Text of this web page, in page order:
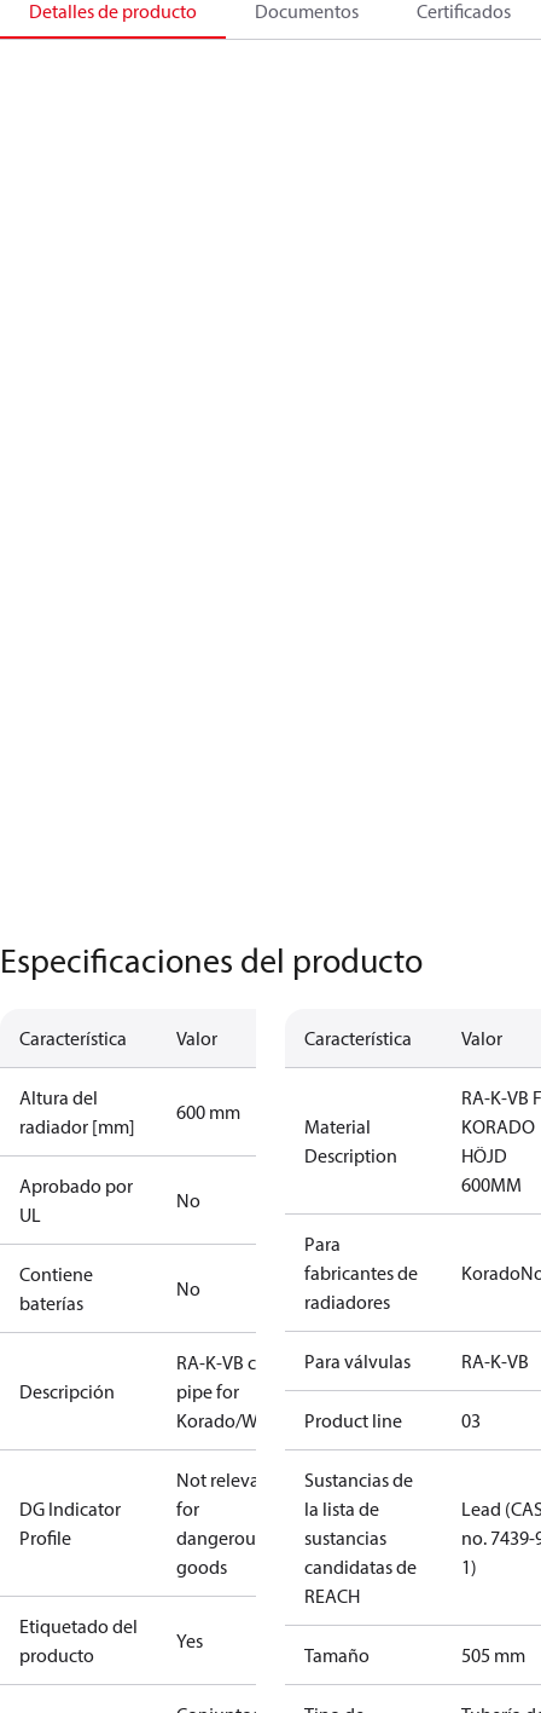
Detalles de producto Documentos Certificados
Especificaciones del producto
Característica Valor
Altura del
radiador [mm]
600 mm
Aprobado por
UL
No
Contiene
baterías
No
Descripción
RA-K-VB connection
pipe for
Korado/Watt/Nordic
DG Indicator
Profile
Not relevant
for
dangerous
goods
Etiquetado del
producto
Yes
Característica Valor
Material
Description
RA-K-VB F
KORADO
HÖJD
600MM
Para
fabricantes de
radiadores
Korado
Para válvulas RA-K-VB
Product line 03
Sustancias de
la lista de
sustancias
candidatas de
REACH
Lead
no. 7439-
1)
Tamaño 505 mm